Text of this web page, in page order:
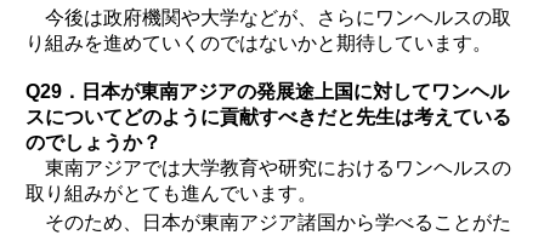
今後は政府機関や大学などが、さらにワンヘルスの取
り組みを進めていくのではないかと期待しています。
Q29．日本が東南アジアの発展途上国に対してワンヘル
スについてどのように貢献すべきだと先生は考えている
のでしょうか？
東南アジアでは大学教育や研究におけるワンヘルスの
取り組みがとても進んでいます。
そのため、日本が東南アジア諸国から学べることがた